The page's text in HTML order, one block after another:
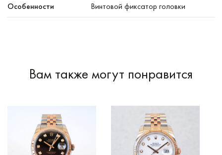
Особенности Винтовой фиксатор головки
Вам также могут понравится